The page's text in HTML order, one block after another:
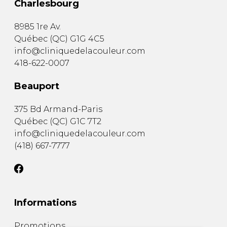
Charlesbourg
8985 1re Av.
Québec (QC) G1G 4C5
info@cliniquedelacouleur.com
418-622-0007
Beauport
375 Bd Armand-Paris
Québec (QC) G1C 7T2
info@cliniquedelacouleur.com
(418) 667-7777
Informations